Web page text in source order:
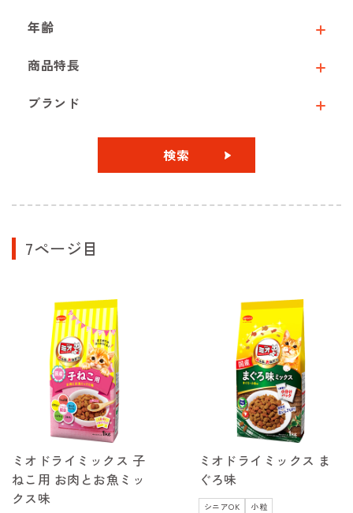
年齢
商品特長
ブランド
検索
7ページ目
ミオドライミックス 子
ねこ用 お肉とお魚ミッ
クス味
ミオドライミックス ま
ぐろ味
シニアOK 小粒